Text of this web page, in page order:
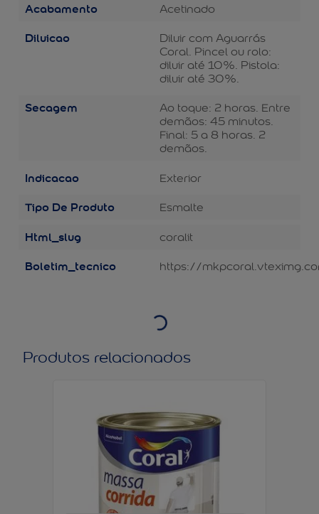
Acabamento Acetinado
Diluicao
Diluir com Aguarrás
Coral. Pincel ou rolo:
diluir até 10%. Pistola:
diluir até 30%.
Secagem
Ao toque: 2 horas. Entre
demãos: 45 minutos.
Final: 5 a 8 horas. 2
demãos.
Indicacao Exterior
Tipo De Produto Esmalte
Html_slug coralit
Boletim_tecnico https://
Produtos relacionados